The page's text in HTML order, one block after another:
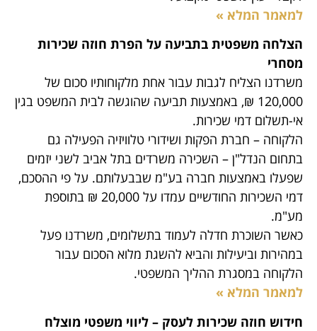
למאמר המלא »
הצלחה משפטית בתביעה על הפרת חוזה שכירות
מסחרי
משרדנו הצליח לגבות עבור אחת מלקוחותיו סכום של
120,000 ₪, באמצעות תביעה שהוגשה לבית המשפט בגין
אי-תשלום דמי שכירות.
הלקוחה – חברת הפקות ושידורי טלוויזיה הפעילה גם
בתחום הנדל"ן – השכירה משרדים בתל אביב לשני יזמים
שפעלו באמצעות חברה בע"מ שבבעלותם. על פי ההסכם,
דמי השכירות החודשיים עמדו על 20,000 ₪ בתוספת
מע"מ.
כאשר השוכרת חדלה לעמוד בתשלומים, משרדנו פעל
במהירות וביעילות והביא להשגת מלוא הסכום עבור
הלקוחה במסגרת ההליך המשפטי.
למאמר המלא »
חידוש חוזה שכירות לעסק – ליווי משפטי מוצלח